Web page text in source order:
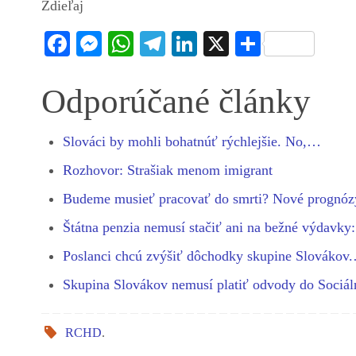
Zdieľaj
Fa
bo
ok
M
se
ng
er
W
ts
A
pp
Te
gr
a
m
Li
ed
In
X S
re
Odporúčané články
Slováci by mohli bohatnúť rýchlejšie. No,…
Rozhovor: Strašiak menom imigrant
Budeme musieť pracovať do smrti? Nové
Štátna penzia nemusí stačiť ani na bežné
Poslanci chcú zvýšiť dôchodky skupine
Skupina Slovákov nemusí platiť odvody do
RCHD.